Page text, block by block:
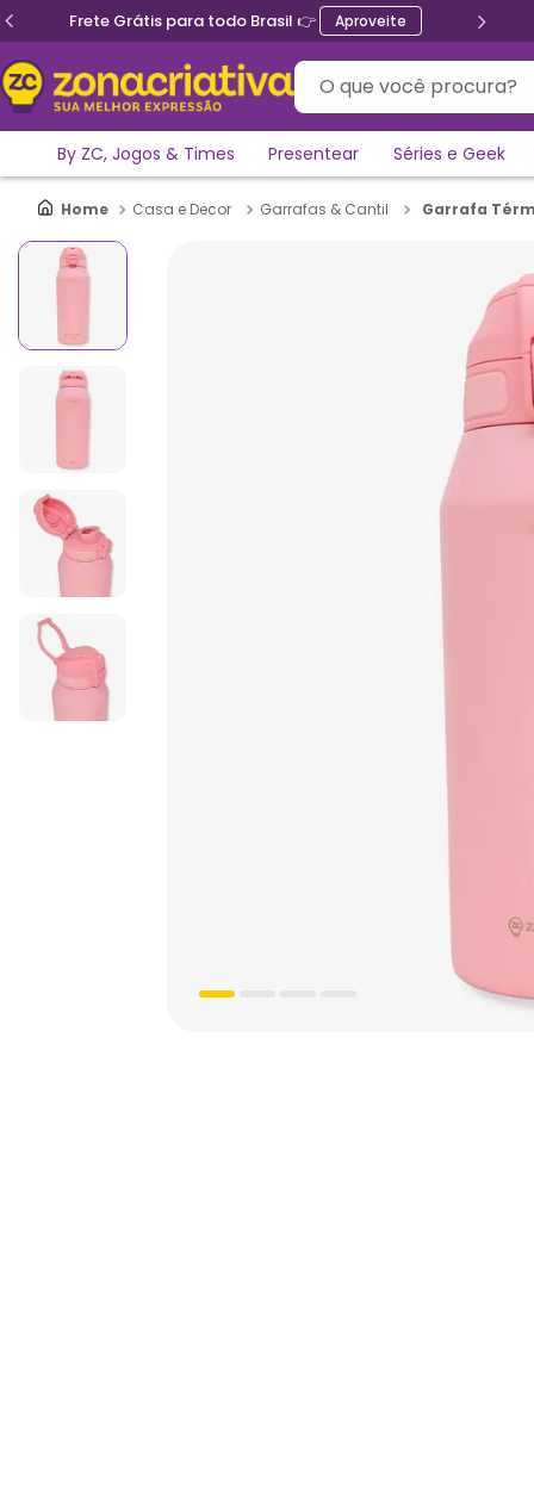
Frete Grátis para todo Brasil 👉 Aproveite
O que você procura?
By ZC, Jogos & Times Presentear Séries e Geek
Casa e Decor Garrafas & Cantil Garrafa